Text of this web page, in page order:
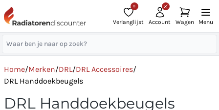
0
Verlanglijst Account Wagen Menu
Home/Merken/DRL/DRL Accessoires/
DRL Handdoekbeugels
DRL Handdoekbeugels